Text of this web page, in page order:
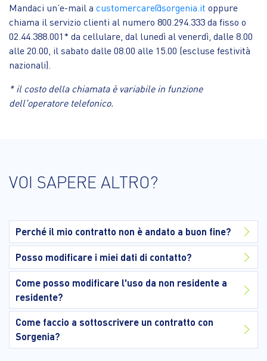
Mandaci un’e-mail a customercare@sorgenia.it oppure
chiama il servizio clienti al numero 800.294.333 da fisso o
02.44.388.001* da cellulare, dal lunedì al venerdì, dalle 8.00
alle 20.00, il sabato dalle 08.00 alle 15.00 (escluse festività
nazionali).
* il costo della chiamata è variabile in funzione
dell'operatore telefonico.
VOI SAPERE ALTRO?
Perché il mio contratto non è andato a buon fine?
Posso modificare i miei dati di contatto?
Come posso modificare l'uso da non residente a
residente?
Come faccio a sottoscrivere un contratto con
Sorgenia?